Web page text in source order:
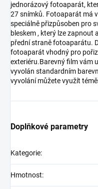
jednorázový fotoaparát,
27 snímků. Fotoaparát má
speciálně přizpůsoben pro
bleskem , který lze zapnout
přední straně fotoaparátu.
fotoaparát vhodný pro
exteriéru.Barevný film vám
vyvolán standardním
vyvolání můžete využít
Doplňkové parametry
Kategorie:
Hmotnost: